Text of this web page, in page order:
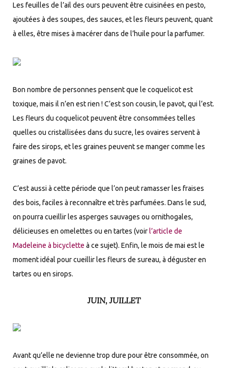
Les feuilles de l’ail des ours peuvent être cuisinées en pesto,
ajoutées à des soupes, des sauces, et les fleurs peuvent, quant
à elles, être mises à macérer dans de l’huile pour la parfumer.
Bon nombre de personnes pensent que le coquelicot est
toxique, mais il n’en est rien ! C’est son cousin, le pavot, qui l’est.
Les fleurs du coquelicot peuvent être consommées telles
quelles ou cristallisées dans du sucre, les ovaires servent à
faire des sirops, et les graines peuvent se manger comme les
graines de pavot.
C’est aussi à cette période que l’on peut ramasser les fraises
des bois, faciles à reconnaître et très parfumées. Dans le sud,
on pourra cueillir les asperges sauvages ou ornithogales,
délicieuses en omelettes ou en tartes (voirl’article de
Madeleine à bicyclette à ce sujet). Enfin, le mois de mai est le
moment idéal pour cueillir les fleurs de sureau, à déguster en
tartes ou en sirops.
JUIN, JUILLET
Avant qu’elle ne devienne trop dure pour être consommée, on